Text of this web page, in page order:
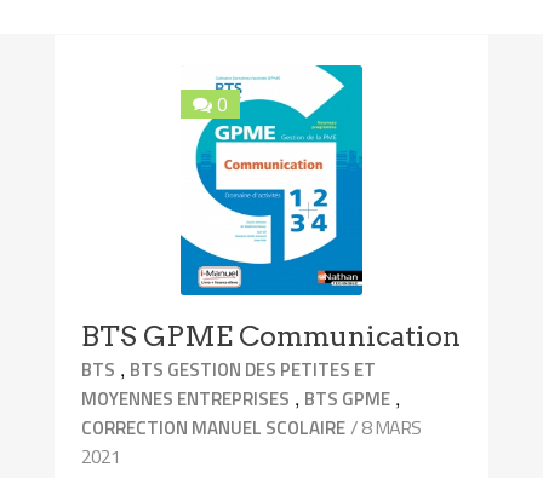
0
BTS GPME Communication
BTS , BTS GESTION DES PETITES ET
MOYENNES ENTREPRISES , BTS GPME ,
CORRECTION MANUEL SCOLAIRE/ 8 MARS
2021